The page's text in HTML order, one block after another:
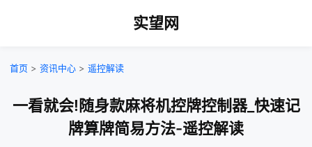
实望网
首页 > 资讯中心 > 遥控解读
一看就会!随身款麻将机控牌控制器_快速记
牌算牌简易方法-遥控解读